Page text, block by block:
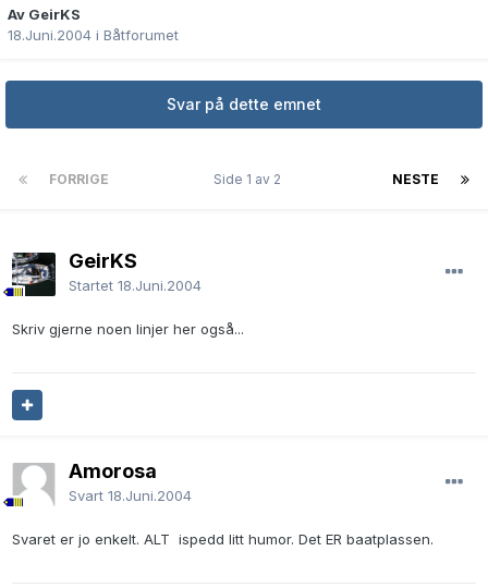
Av GeirKS
18.Juni.2004 i Båtforumet
Svar på dette emnet
FORRIGE NESTE
Side 1 av 2
GeirKS
Startet 18.Juni.2004
Skriv gjerne noen linjer her også...
Amorosa
Svart 18.Juni.2004
Svaret er jo enkelt. ALT ispedd litt humor. Det ER baatplassen.